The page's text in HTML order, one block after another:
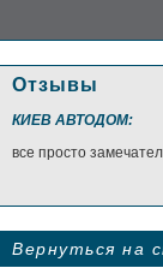
Отзывы
КИЕВ АВТОДОМ:
все просто
Вернуться на